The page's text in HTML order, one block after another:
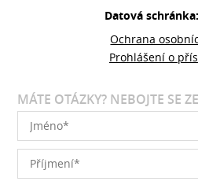
Datová schránka:
Ochrana
Prohlášení o
MÁTE OTÁZKY? NEBOJTE SE